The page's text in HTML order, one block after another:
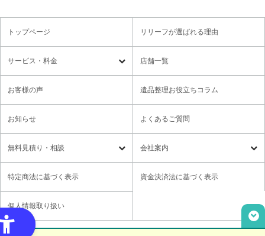
トップページ リリーフが選ばれる理由
サービス・料金
遺品整理 残置物撤去
特殊清掃・孤独死 ゴミ屋敷・モノ屋敷
各種セミナーのご案内 領収書の発行方法
店舗一覧
お客様の声 遺品整理お役立ちコラム
お知らせ よくあるご質問
無料⾒積り・相談
無料⾒積り・相談 LINE無料相談
ご意見箱
取材・講演依頼
会社案内
社長メッセージ
特定商法に基づく表示 資金決済法に基づく表示
個人情報取り扱い